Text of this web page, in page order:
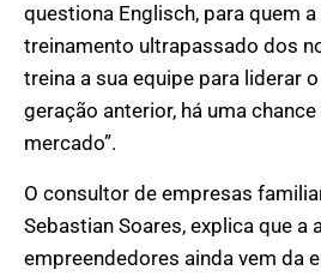
questiona Englisch, para quem
treinamento ultrapassado dos
treina a sua equipe para liderar
geração anterior, há uma
mercado”.
O consultor de empresas
Sebastian Soares, explica que a
empreendedores ainda vem da